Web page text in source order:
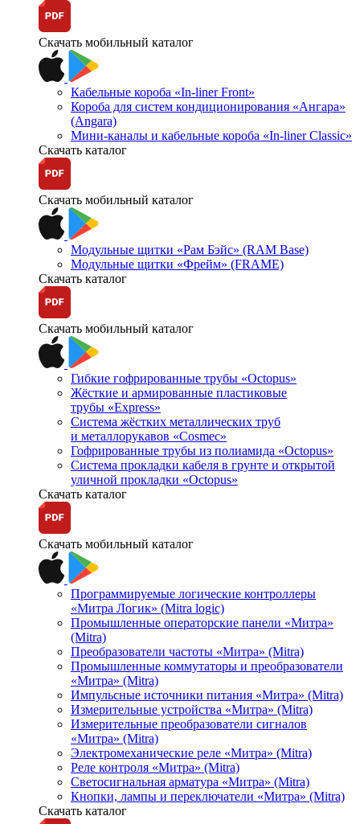
Скачать мобильный каталог
Кабельные короба «In-liner Front»
Короба для систем кондиционирования «Ангара»
(Angara)
Мини-каналы и кабельные короба «In-liner Classic»
Скачать каталог
Скачать мобильный каталог
Модульные щитки «Рам Бэйс» (RAM Base)
Модульные щитки «Фрейм» (FRAME)
Скачать каталог
Скачать мобильный каталог
Гибкие гофрированные трубы «Octopus»
Жёсткие и армированные пластиковые
трубы «Express»
Система жёстких металлических труб
и металлорукавов «Cosmec»
Гофрированные трубы из полиамида «Octopus»
Система прокладки кабеля в грунте и открытой
уличной прокладки «Octopus»
Скачать каталог
Скачать мобильный каталог
Программируемые логические контроллеры
«Митра Логик» (Mitra logic)
Промышленные операторские панели «Митра»
(Mitra)
Преобразователи частоты «Митра» (Mitra)
Промышленные коммутаторы и преобразователи
«Митра» (Mitra)
Импульсные источники питания «Митра» (Mitra)
Измерительные устройства «Митра» (Mitra)
Измерительные преобразователи сигналов
«Митра» (Mitra)
Электромеханические реле «Митра» (Mitra)
Реле контроля «Митра» (Mitra)
Светосигнальная арматура «Митра» (Mitra)
Кнопки, лампы и переключатели «Митра» (Mitra)
Скачать каталог